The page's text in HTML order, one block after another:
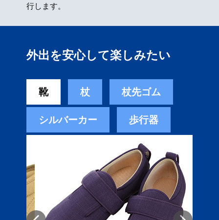
行します。
外出を安心して楽しみたい
靴 杖 杖先ゴム
シルバーカー 歩行器